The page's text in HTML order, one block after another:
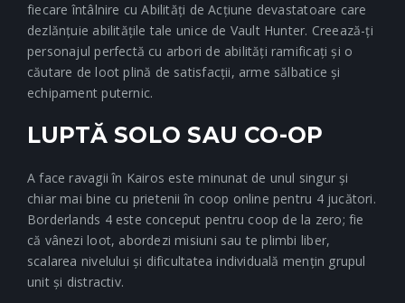
fiecare întâlnire cu Abilități de Acțiune devastatoare care
dezlănțuie abilitățile tale unice de Vault Hunter. Creează-ți
personajul perfectă cu arbori de abilități ramificați și o
căutare de loot plină de satisfacții, arme sălbatice și
echipament puternic.
LUPTĂ SOLO SAU CO-OP
A face ravagii în Kairos este minunat de unul singur și
chiar mai bine cu prietenii în coop online pentru 4 jucători.
Borderlands 4 este conceput pentru coop de la zero; fie
că vânezi loot, abordezi misiuni sau te plimbi liber,
scalarea nivelului și dificultatea individuală mențin grupul
unit și distractiv.